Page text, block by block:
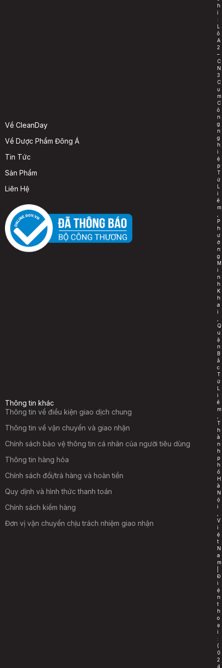
Về CleanDay
Về Dược Phẩm Đông Á
Tin Tức
Sản Phẩm
Liên Hệ
Thông tin khác
Thông tin về điều kiện giao dịch chung
Thông tin về vận chuyển và giao nhận
Chính sách bảo vệ thông tin cá nhân của người tiêu dùng
Thông tin hàng hóa
Chính sách đổi/trả hàng và hoàn tiền
Quy dịnh và hình thức thanh toán
Chính sách kiểm hàng
Đơn vị vận chuyển chịu trách nhiệm giao nhận
h
ỉ
:
L
ô
A
2
–
C
N
3
C
ụ
m
C
ô
n
g
n
g
h
i
ệ
p
T
ừ
L
i
ê
m
P
h
ư
ờ
n
g
M
i
n
h
K
h
a
i
Q
u
ậ
n
B
ắ
c
T
ừ
L
i
ê
m
T
h
à
n
h
p
h
ố
H
à
N
ộ
i
V
i
ệ
t
N
a
m
Đ
i
ệ
n
t
h
o
ạ
i
:
(
0
2
4